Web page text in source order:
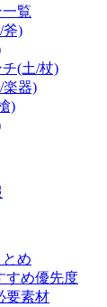
覧
斧)
(土/杖)
楽器)
)
め
すめ優先度
要素材